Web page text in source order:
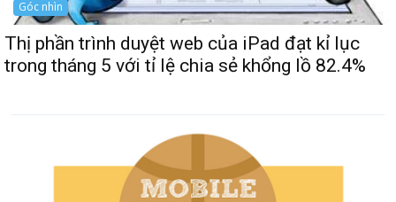
Góc nhìn
Thị phần trình duyệt web của iPad đạt kỉ lục
trong tháng 5 với tỉ lệ chia sẻ khổng lồ 82.4%